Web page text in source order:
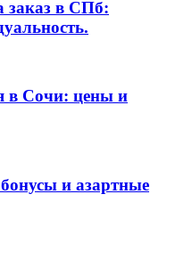
заказ в СПб:
в Сочи: цены и
и азартные